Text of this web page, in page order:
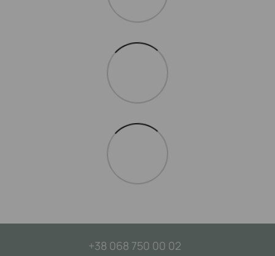
+38 068 750 00 02